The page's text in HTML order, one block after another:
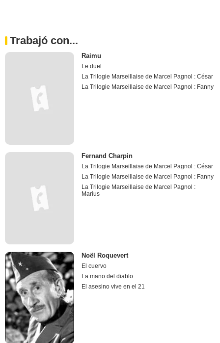
Trabajó con...
Raimu
Le duel
La Trilogie Marseillaise de Marcel Pagnol : César
La Trilogie Marseillaise de Marcel Pagnol : Fanny
Fernand Charpin
La Trilogie Marseillaise de Marcel Pagnol : César
La Trilogie Marseillaise de Marcel Pagnol : Fanny
La Trilogie Marseillaise de Marcel Pagnol :
Marius
Noël Roquevert
El cuervo
La mano del diablo
El asesino vive en el 21